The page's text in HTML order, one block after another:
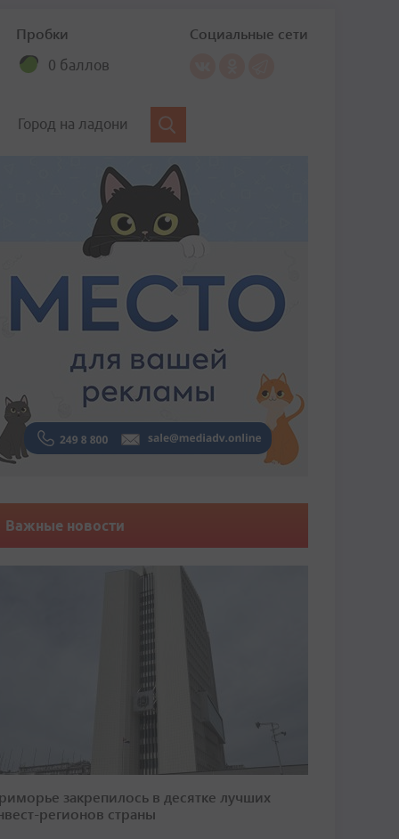
Пробки
0 баллов
Социальные сети
Город на ладони
Важные новости
закрепилось в десятке лучших
регионов страны